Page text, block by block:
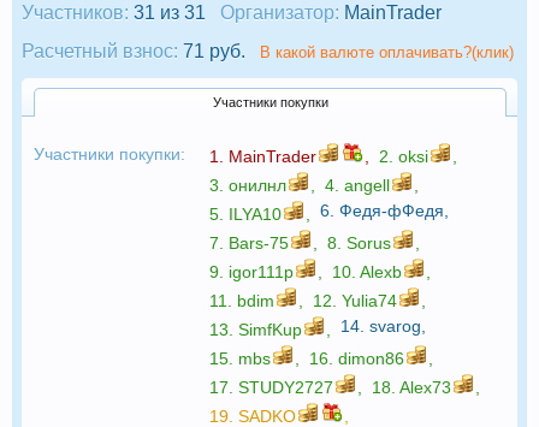
Участников: 31 из 31 Организатор: MainTrader
Расчетный взнос: 71 руб. В какой валюте оплачивать?(клик)
Участники покупки
Участники покупки: 1. MainTrader 2. oksi
3. онилнл 4. angell
5. ILYA10 6. Федя-фФедя
7. Bars-75 8. Sorus
9. igor111p 10. Alexb
11. bdim 12. Yulia74
13. SimfKup 14. svarog
15. mbs 16. dimon86
17. STUDY2727 18. Alex73
19. SADKO